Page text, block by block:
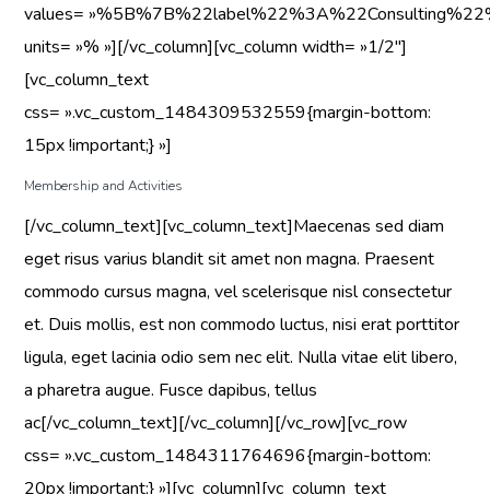
values=
units= »% »][/vc_column][vc_column width= »1/2″]
[vc_column_text
css= ».vc_custom_1484309532559{margin-bottom:
15px !important;} »]
Membership and Activities
[/vc_column_text][vc_column_text]Maecenas sed diam
eget risus varius blandit sit amet non magna. Praesent
commodo cursus magna, vel scelerisque nisl consectetur
et. Duis mollis, est non commodo luctus, nisi erat porttitor
ligula, eget lacinia odio sem nec elit. Nulla vitae elit libero,
a pharetra augue. Fusce dapibus, tellus
ac[/vc_column_text][/vc_column][/vc_row][vc_row
css= ».vc_custom_1484311764696{margin-bottom:
20px !important;} »][vc_column][vc_column_text